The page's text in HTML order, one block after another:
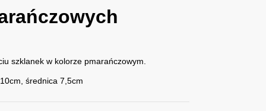
szklanek w kolorze pmarańczowym.
średnica 7,5cm